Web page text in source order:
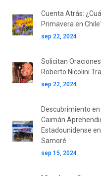
Cuenta Atrás:
Primavera en
sep 22, 2024
Solicitan
Roberto Nicolini
sep 22, 2024
Descubrimiento
Caimán
Estadounidense
Samoré
sep 15, 2024